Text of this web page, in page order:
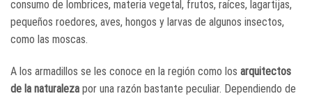
consumo de lombrices, materia vegetal, frutos, raíces, lagartijas,
pequeños roedores, aves, hongos y larvas de algunos insectos,
como las moscas.
A los armadillos se les conoce en la región como los arquitectos
de la naturaleza por una razón bastante peculiar. Dependiendo de